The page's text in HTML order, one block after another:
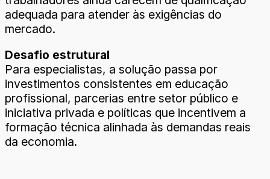
adequada para atender às exigências do
mercado.
Desafio estrutural
Para especialistas, a solução passa por
investimentos consistentes em educação
profissional, parcerias entre setor público e
iniciativa privada e políticas que incentivem a
formação técnica alinhada às demandas reais
da economia.